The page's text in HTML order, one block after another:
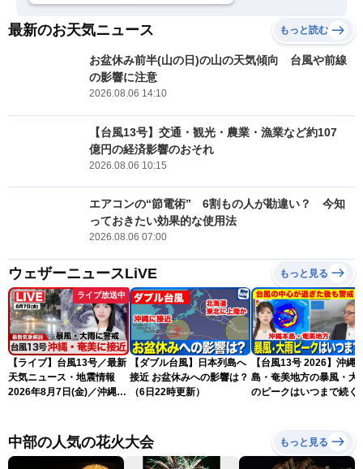
最新のお天気ニュース もっと読む
お盆休み前半(山の日)の山の天気傾向 台風や前線
の影響に注意
2026.08.06 14:10
【台風13号】交通・観光・農業・漁業など約107
億円の経済影響のおそれ
2026.08.06 10:15
エアコンの“節電術” 6割もの人が勘違い？ 今知
っておきたい効果的な使用法
2026.08.06 07:00
ウェザーニュースLiVE もっと見る
ライブ放送中
【ライブ】台風13号／最新
天気ニュース・地震情報
2026年8月7日(金)／沖縄・
スLiVEモーニング・松本真
央／有賀哲夫〉
【ダブル台風】日本列島へ
接近 お盆休みへの影響は？
（6日22時更新）
【台風13号 2026】沖縄
島・奄美地方の暴風・大
のピークはいつまで続く
中部の人気の花火大会 もっと見る